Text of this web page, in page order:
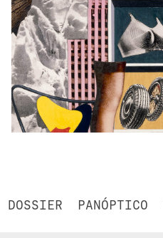
DOSSIER PANÓPTICO